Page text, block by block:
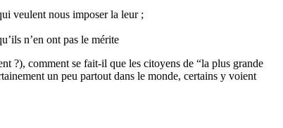
veulent nous imposer la leur ;
n’en ont pas le mérite
?), comment se fait-il que les citoyens de “la plus grande
un peu partout dans le monde, certains y voient